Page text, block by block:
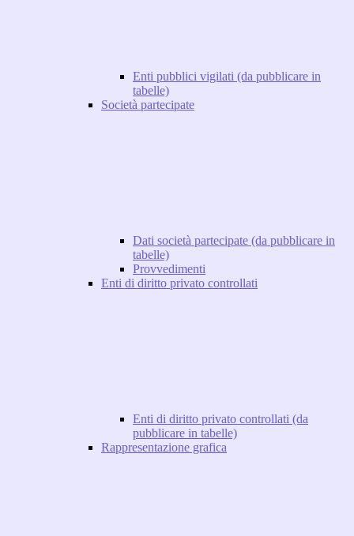
Enti pubblici vigilati (da pubblicare in
tabelle)
Società partecipate
Dati società partecipate (da pubblicare in
tabelle)
Provvedimenti
Enti di diritto privato controllati
Enti di diritto privato controllati (da
pubblicare in tabelle)
Rappresentazione grafica